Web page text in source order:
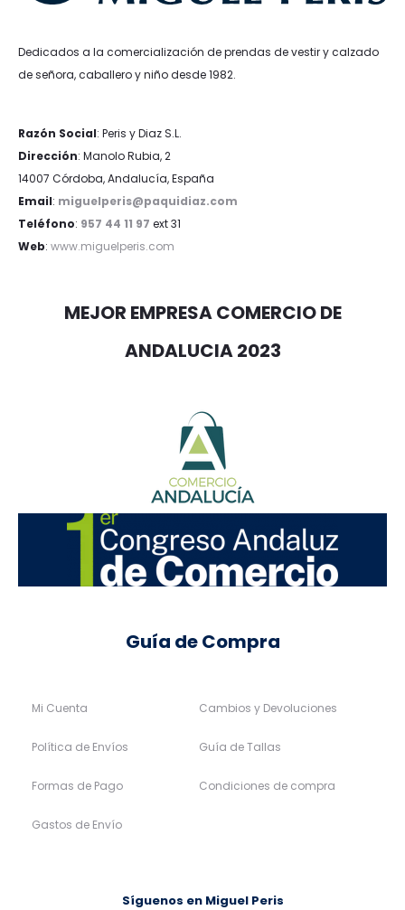
Dedicados a la comercialización de prendas de vestir y calzado
de señora, caballero y niño desde 1982.
Razón Social: Peris y Diaz S.L.
Dirección: Manolo Rubia, 2
14007 Córdoba, Andalucía, España
Email: miguelperis@paquidiaz.com
Teléfono: 957 44 11 97 ext 31
Web: www.miguelperis.com
MEJOR EMPRESA COMERCIO DE
ANDALUCIA 2023
Guía de Compra
Mi Cuenta
Política de Envíos
Formas de Pago
Gastos de Envío
Cambios y Devoluciones
Guía de Tallas
Condiciones de compra
Síguenos en Miguel Peris